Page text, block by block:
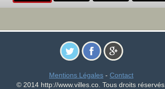
Mentions Légales - Contact
© 2014 http://www.villes.co. Tous droits réservés.